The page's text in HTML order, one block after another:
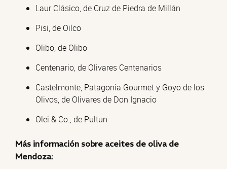
Laur Clásico, de Cruz de Piedra de Millán
Pisi, de Oilco
Olibo, de Olibo
Centenario, de Olivares Centenarios
Castelmonte, Patagonia Gourmet y Goyo de los
Olivos, de Olivares de Don Ignacio
Olei & Co., de Pultun
Más información sobre aceites de oliva de
Mendoza: